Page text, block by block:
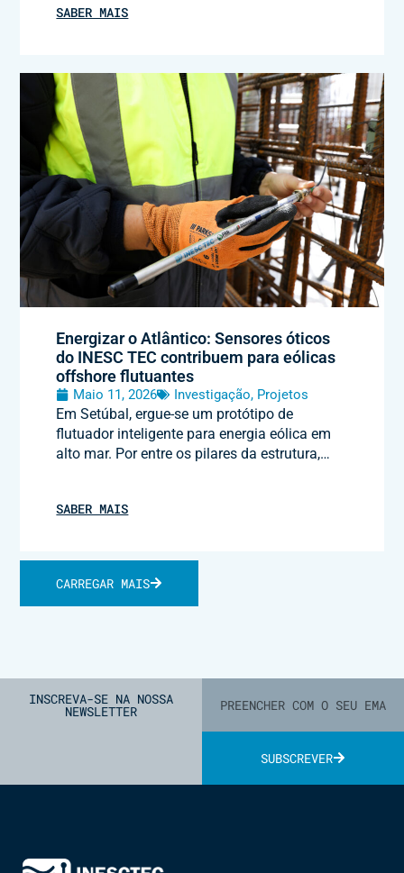
SABER MAIS
Energizar o Atlântico: Sensores óticos
do INESC TEC contribuem para eólicas
offshore flutuantes
Maio 11, 2026 Investigação, Projetos
Em Setúbal, ergue-se um protótipo de
flutuador inteligente para energia eólica em
alto mar. Por entre os pilares da estrutura,…
SABER MAIS
CARREGAR MAIS
INSCREVA-SE NA NOSSA
NEWSLETTER
SUBSCREVER